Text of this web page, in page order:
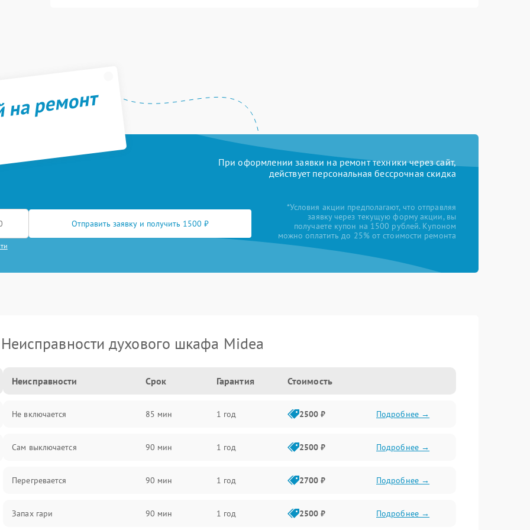
ремонт
При оформлении заявки на ремонт техники через сайт,
действует персональная бессрочная скидка
Отправить заявку и получить 1500 ₽
*Условия акции предполагают, что отправляя
заявку через текущую форму акции, вы
получаете купон на 1500 рублей. Купоном
можно оплатить до 25% от стоимости ремонта
Неисправности духового шкафа Midea
Неисправности Срок Гарантия Стоимость
Не включается 85 мин 1 год 2500 ₽ Подробнее →
Сам выключается 90 мин 1 год 2500 ₽ Подробнее →
Перегревается 90 мин 1 год 2700 ₽ Подробнее →
Запах гари 90 мин 1 год 2500 ₽ Подробнее →